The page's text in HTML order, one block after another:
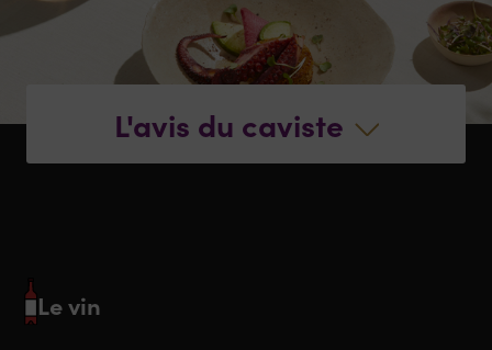
L'avis du caviste
Le vin